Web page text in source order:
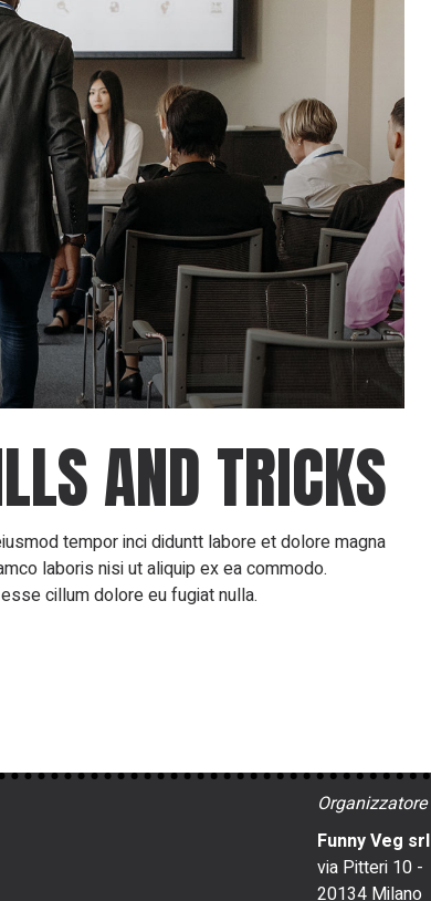
AND TRICKS
tempor inci diduntt labore et dolore magna
laboris nisi ut aliquip ex ea commodo.
cillum dolore eu fugiat nulla.
Organizzatore
Funny Veg srl
via Pitteri 10 -
20134 Milano